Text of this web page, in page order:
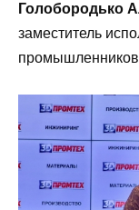
Голобородько
заместитель
промышленников